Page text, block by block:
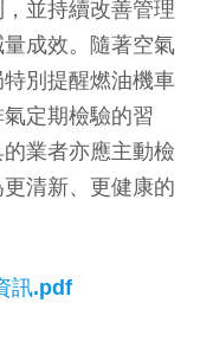
並持續改善管理
成效。隨著空氣
別提醒燃油機車
定期檢驗的習
業者亦應主動檢
清新、更健康的
訊.pdf